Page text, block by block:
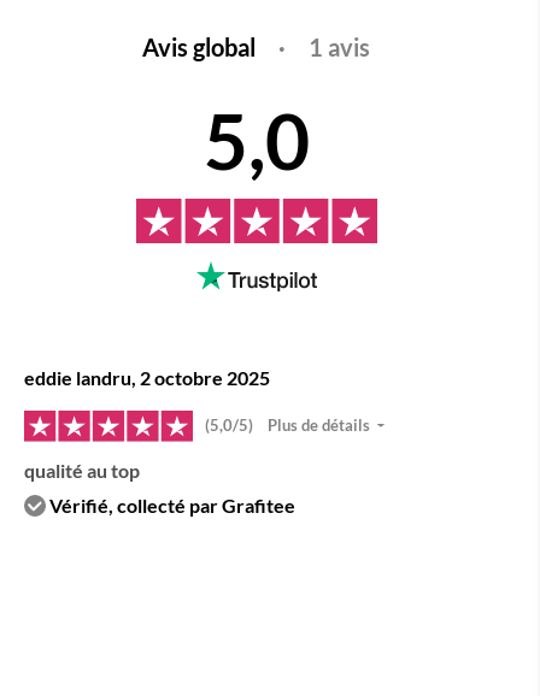
Avis global · 1 avis
5,0
eddie landru, 2 octobre 2025
(5,0/5) Plus de détails
qualité au top
Vérifié, collecté par Grafitee